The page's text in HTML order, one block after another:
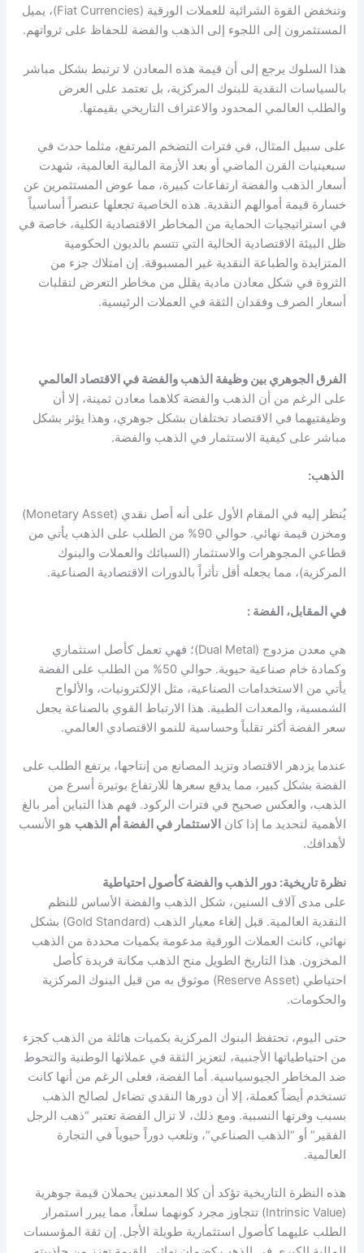
وتنخفض القوة الشرائية للعملات الورقية (Fiat Currencies)، يميل
المستثمرون إلى اللجوء إلى الذهب والفضة للحفاظ على ثرواتهم.
هذا السلوك يرجع إلى أن قيمة هذه المعادن لا ترتبط بشكل مباشر
بالسياسات النقدية للبنوك المركزية، بل تعتمد على العرض
والطلب العالمي المحدود والاعتراف التاريخي بقيمتها.
على سبيل المثال، في فترات التضخم المرتفع، مثلما حدث في
سبعينيات القرن الماضي أو بعد الأزمة المالية العالمية، شهدت
أسعار الذهب والفضة ارتفاعات كبيرة، مما عوض المستثمرين عن
خسارة قيمة أموالهم النقدية. هذه الخاصية تجعلها عنصراً أساسياً
في استراتيجيات الحماية من المخاطر الاقتصادية الكلية، خاصة في
ظل البيئة الاقتصادية الحالية التي تتسم بالديون الحكومية
المتزايدة والطباعة النقدية غير المسبوقة. إن امتلاك جزء من
الثروة في شكل معادن مادية يقلل من مخاطر التعرض لتقلبات
أسعار الصرف وفقدان الثقة في العملات الرئيسية.
الفرق الجوهري بين وظيفة الذهب والفضة في الاقتصاد العالمي
على الرغم من أن الذهب والفضة كلاهما معادن ثمينة، إلا أن
وظيفتيهما في الاقتصاد تختلفان بشكل جوهري، وهذا يؤثر بشكل
مباشر على كيفية الاستثمار في الذهب والفضة.
الذهب:
يُنظر إليه في المقام الأول على أنه أصل نقدي (Monetary Asset)
ومخزن قيمة نهائي. حوالي 90% من الطلب على الذهب يأتي من
قطاعي المجوهرات والاستثمار (السبائك والعملات والبنوك
المركزية)، مما يجعله أقل تأثراً بالدورات الاقتصادية الصناعية.
في المقابل، الفضة :
هي معدن مزدوج (Dual Metal)؛ فهي تعمل كأصل استثماري
وكمادة خام صناعية حيوية. حوالي 50% من الطلب على الفضة
يأتي من الاستخدامات الصناعية، مثل الإلكترونيات، والألواح
الشمسية، والمعدات الطبية. هذا الارتباط القوي بالصناعة يجعل
سعر الفضة أكثر تقلباً وحساسية للنمو الاقتصادي العالمي.
عندما يزدهر الاقتصاد وتزيد المصانع من إنتاجها، يرتفع الطلب على
الفضة بشكل كبير، مما يدفع سعرها للارتفاع بوتيرة أسرع من
الذهب، والعكس صحيح في فترات الركود. فهم هذا التباين أمر بالغ
الأهمية لتحديد ما إذا كان الاستثمار في الفضة أم الذهبهو الأنسب
لأهدافك.
نظرة تاريخية: دور الذهب والفضة كأصول احتياطية
على مدى آلاف السنين، شكل الذهب والفضة الأساس للنظم
النقدية العالمية. قبل إلغاء معيار الذهب (Gold Standard) بشكل
نهائي، كانت العملات الورقية مدعومة بكميات محددة من الذهب
المخزون. هذا التاريخ الطويل منح الذهب مكانة فريدة كأصل
احتياطي (Reserve Asset) موثوق به من قبل البنوك المركزية
والحكومات.
حتى اليوم، تحتفظ البنوك المركزية بكميات هائلة من الذهب كجزء
من احتياطياتها الأجنبية، لتعزيز الثقة في عملاتها الوطنية والتحوط
ضد المخاطر الجيوسياسية. أما الفضة، فعلى الرغم من أنها كانت
تستخدم أيضاً كعملة، إلا أن دورها النقدي تضاءل لصالح الذهب
بسبب وفرتها النسبية. ومع ذلك، لا تزال الفضة تعتبر “ذهب الرجل
الفقير” أو “الذهب الصناعي”، وتلعب دوراً حيوياً في التجارة
العالمية.
هذه النظرة التاريخية تؤكد أن كلا المعدنين يحملان قيمة جوهرية
(Intrinsic Value) تتجاوز مجرد كونهما سلعاً، مما يبرر استمرار
الطلب عليهما كأصول استثمارية طويلة الأجل. إن ثقة المؤسسات